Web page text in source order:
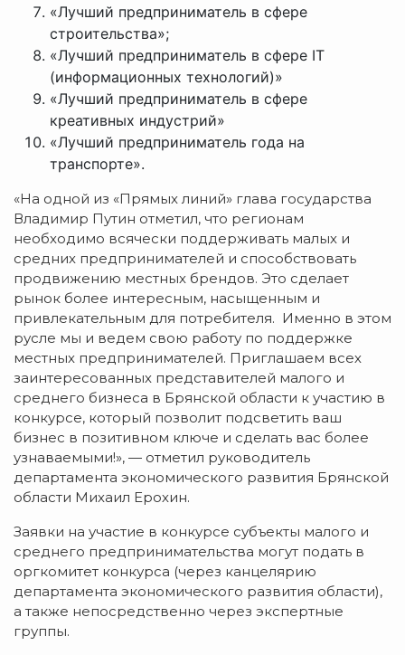
«Лучший предприниматель в сфере
строительства»;
«Лучший предприниматель в сфере IT
(информационных технологий)»
«Лучший предприниматель в сфере
креативных индустрий»
«Лучший предприниматель года на
транспорте».
«На одной из «Прямых линий» глава государства
Владимир Путин отметил, что регионам
необходимо всячески поддерживать малых и
средних предпринимателей и способствовать
продвижению местных брендов. Это сделает
рынок более интересным, насыщенным и
привлекательным для потребителя. Именно в этом
русле мы и ведем свою работу по поддержке
местных предпринимателей. Приглашаем всех
заинтересованных представителей малого и
среднего бизнеса в Брянской области к участию в
конкурсе, который позволит подсветить ваш
бизнес в позитивном ключе и сделать вас более
узнаваемыми!», — отметил руководитель
департамента экономического развития Брянской
области Михаил Ерохин.
Заявки на участие в конкурсе субъекты малого и
среднего предпринимательства могут подать в
оргкомитет конкурса (через канцелярию
департамента экономического развития области),
а также непосредственно через экспертные
группы.